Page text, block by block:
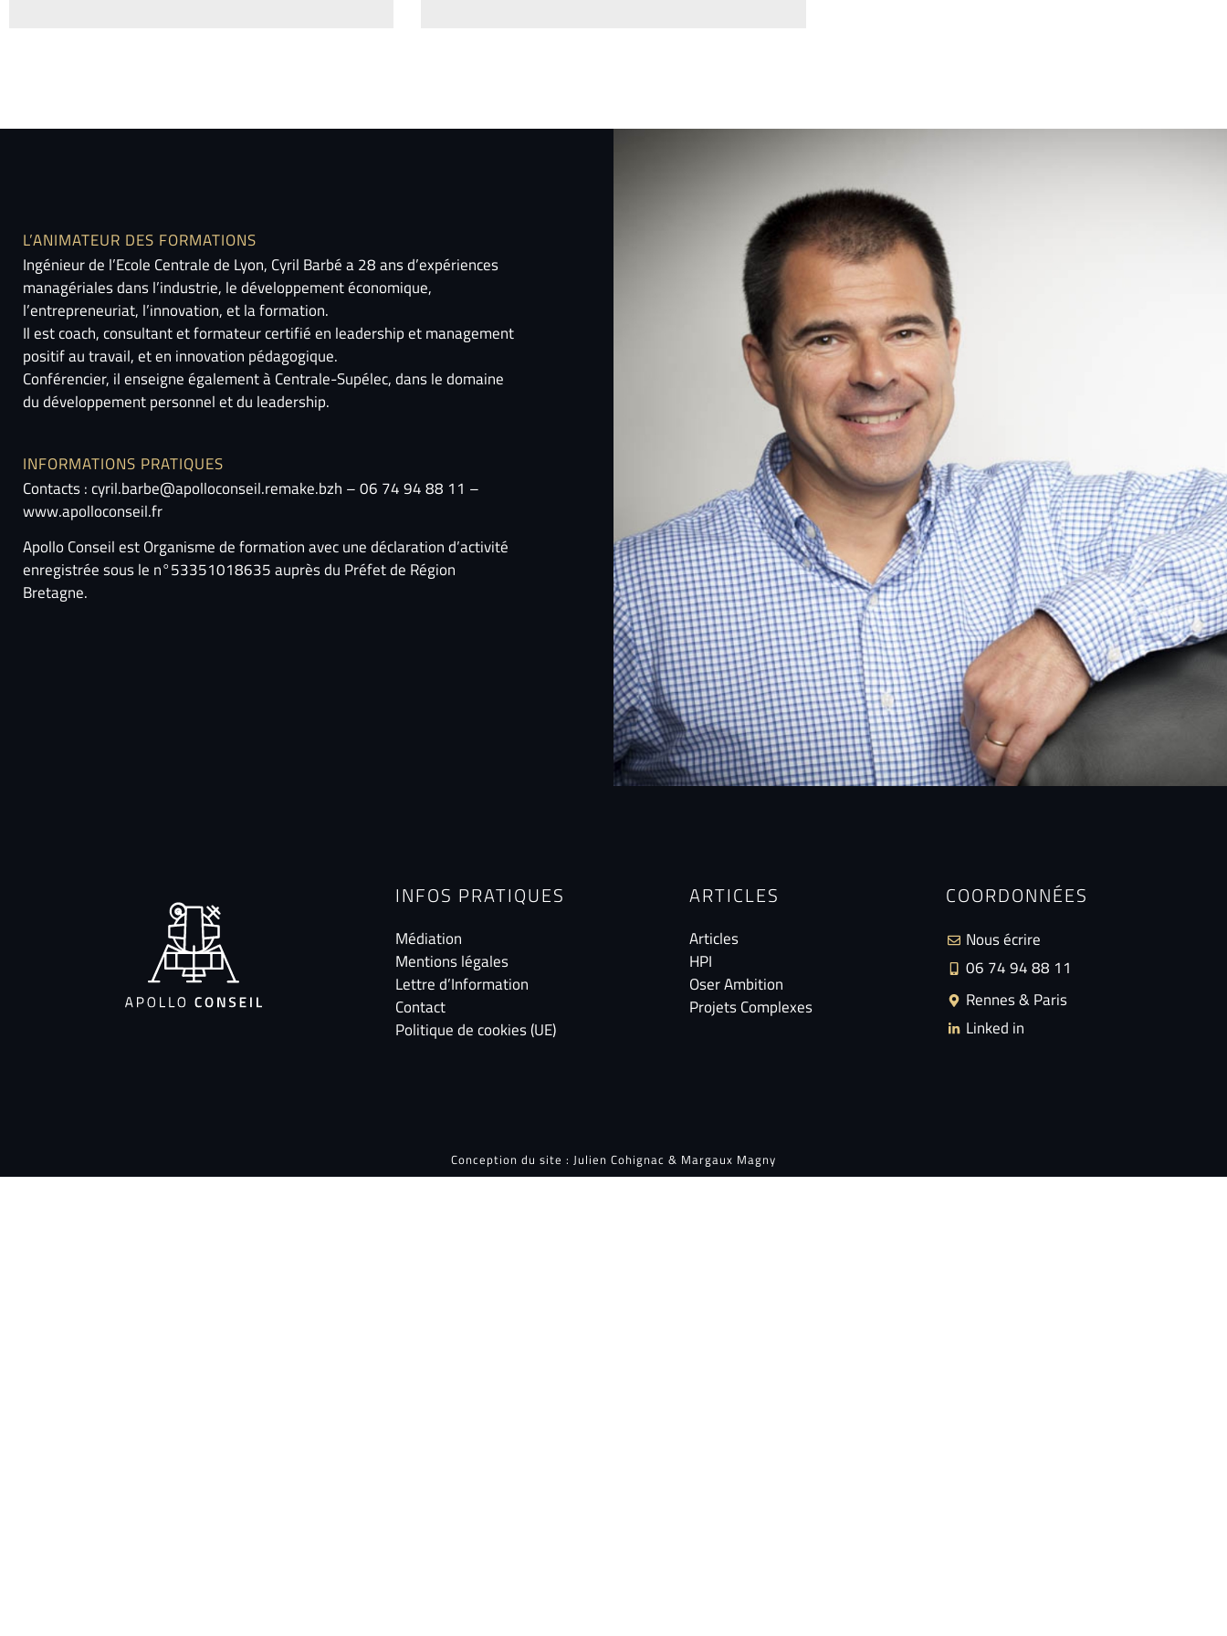
L’ANIMATEUR DES FORMATIONS
Ingénieur de l’Ecole Centrale de Lyon, Cyril Barbé a 28 ans d’expériences
managériales dans l’industrie, le développement économique,
l’entrepreneuriat, l’innovation, et la formation.
Il est coach, consultant et formateur certifié en leadership et management
positif au travail, et en innovation pédagogique.
Conférencier, il enseigne également à Centrale-Supélec, dans le domaine
du développement personnel et du leadership.
INFORMATIONS PRATIQUES
Contacts : cyril.barbe@apolloconseil.remake.bzh – 06 74 94 88 11 –
www.apolloconseil.fr
Apollo Conseil est Organisme de formation avec une déclaration d’activité
enregistrée sous le n°53351018635 auprès du Préfet de Région
Bretagne.
INFOS PRATIQUES
Médiation
Mentions légales
Lettre d’Information
Contact
Politique de cookies (UE)
ARTICLES
Articles
HPI
Oser Ambition
Projets Complexes
COORDONNÉES
Nous écrire
06 74 94 88 11
Rennes & Paris
Linked in
Conception du site : Julien Cohignac & Margaux Magny